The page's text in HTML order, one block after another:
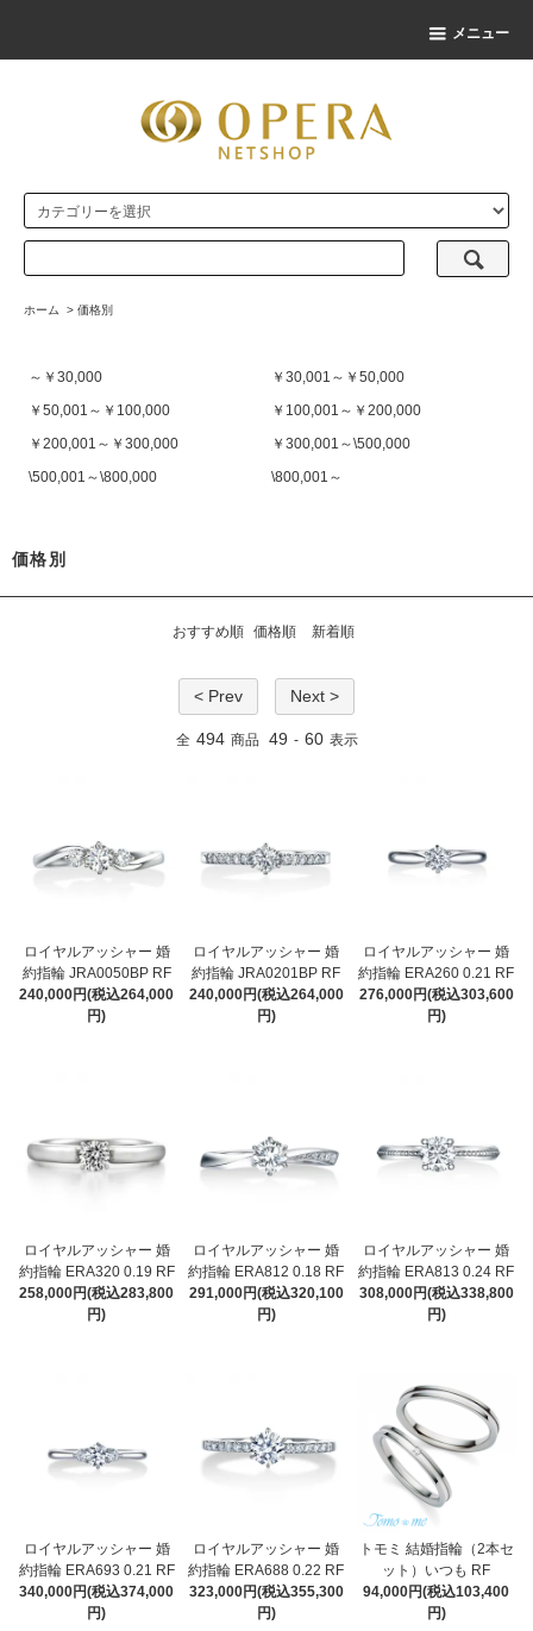
メニュー
ホーム > 価格別
～￥30,000
￥30,001～￥50,000
￥50,001～￥100,000
￥100,001～￥200,000
￥200,001～￥300,000
￥300,001～\500,000
\500,001～\800,000
\800,001～
価格別
おすすめ順 価格順 新着順
< Prev Next >
全 494 商品 49 - 60 表示
ロイヤルアッシャー 婚
約指輪 JRA0050BP RF
240,000円(税込264,000
円)
ロイヤルアッシャー 婚
約指輪 JRA0201BP RF
240,000円(税込264,000
円)
ロイヤルアッシャー 婚
約指輪 ERA260 0.21 RF
276,000円(税込303,600
円)
ロイヤルアッシャー 婚
約指輪 ERA320 0.19 RF
258,000円(税込283,800
円)
ロイヤルアッシャー 婚
約指輪 ERA812 0.18 RF
291,000円(税込320,100
円)
ロイヤルアッシャー 婚
約指輪 ERA813 0.24 RF
308,000円(税込338,800
円)
ロイヤルアッシャー 婚
約指輪 ERA693 0.21 RF
340,000円(税込374,000
円)
ロイヤルアッシャー 婚
約指輪 ERA688 0.22 RF
323,000円(税込355,300
円)
トモミ 結婚指輪（2本セ
ット）いつも RF
94,000円(税込103,400
円)